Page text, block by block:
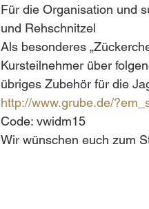
Für die Organisation und
und Rehschnitzel
Als besonderes
Kursteilnehmer über
übriges Zubehör für die
http://www.grube.de/
Code: vwidm15
Wir wünschen euch zum